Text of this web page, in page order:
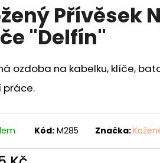
Přívěsek
"Delfín"
ozdoba na kabelku, klíče,
práce.
Kód: M285 Značka:
- "KAPR" - 40